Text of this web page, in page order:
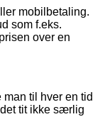
mobilbetaling.
som f.eks.
over en
til hver en tid
tit ikke særlig